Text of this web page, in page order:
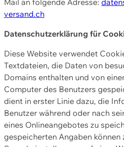
versand.ch
Datenschutzerklärung für
Diese Website verwendet
Textdateien, die Daten von
Domains enthalten und von
Computer des Benutzers
dient in erster Linie dazu, die
Benutzer während oder nach
eines Onlineangebotes zu
gespeicherten Angaben können